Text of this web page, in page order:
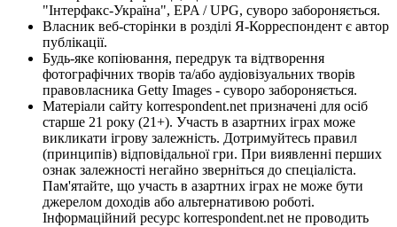
"Інтерфакс-Україна", EPA / UPG, суворо забороняється.
Власник веб-сторінки в розділі Я-Корреспондент є автор
публікації.
Будь-яке копіювання, передрук та відтворення
фотографічних творів та/або аудіовізуальних творів
правовласника Getty Images - суворо забороняється.
Матеріали сайту korrespondent.net призначені для осіб
старше 21 року (21+). Участь в азартних іграх може
викликати ігрову залежність. Дотримуйтесь правил
(принципів) відповідальної гри. При виявленні перших
ознак залежності негайно зверніться до спеціаліста.
Пам'ятайте, що участь в азартних іграх не може бути
джерелом доходів або альтернативою роботі.
Інформаційний ресурс korrespondent.net не проводить